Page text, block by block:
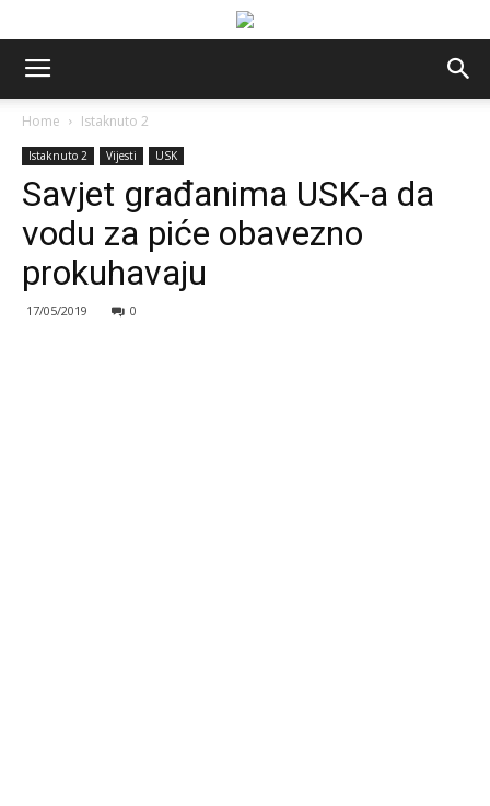
Home Istaknuto 2
Istaknuto 2 Vijesti USK
Savjet građanima USK-a da
vodu za piće obavezno
prokuhavaju
17/05/2019 0